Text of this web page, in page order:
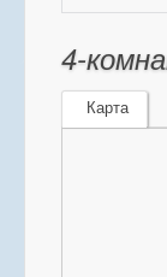
4-
Карта